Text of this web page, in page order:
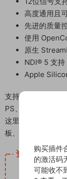
高度通用且
先进的质量
使用
原生
NDI® 5 支持
Apple
支持Win系统软件
PS、Lightroom、
这里是后期屋资源
板、PR模板、音视
资源下载
购买插件
的激活码
可能收不